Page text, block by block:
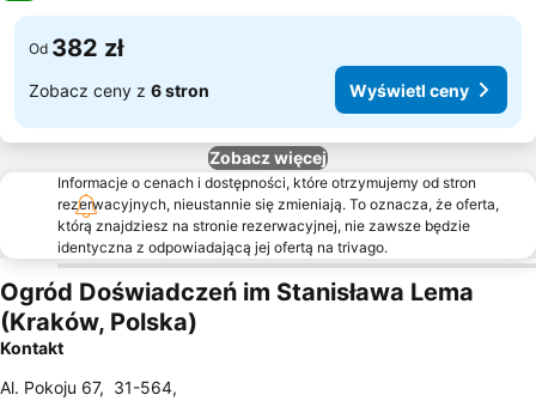
Od 382 zł
Zobacz ceny z 6 stron Wyświetl ceny
Zobacz więcej
Informacje o cenach i dostępności, które otrzymujemy od stron
rezerwacyjnych, nieustannie się zmieniają. To oznacza, że oferta,
którą znajdziesz na stronie rezerwacyjnej, nie zawsze będzie
identyczna z odpowiadającą jej ofertą na trivago.
Ogród Doświadczeń im Stanisława Lema
(Kraków, Polska)
Kontakt
Al. Pokoju 67, 31-564,